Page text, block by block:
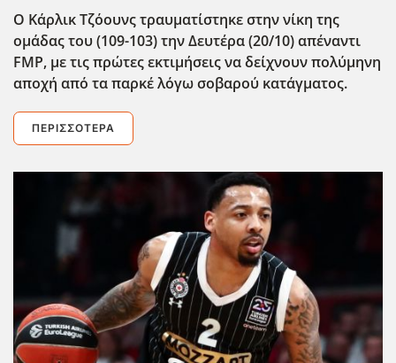
Ο Κάρλικ Τζόουνς τραυματίστηκε στην νίκη της
ομάδας του (109-103) την Δευτέρα (20/10) απέναντι
FMP, με τις πρώτες εκτιμήσεις να δείχνουν πολύμηνη
αποχή από τα παρκέ λόγω σοβαρού κατάγματος.
ΠΕΡΙΣΣΌΤΕΡΑ